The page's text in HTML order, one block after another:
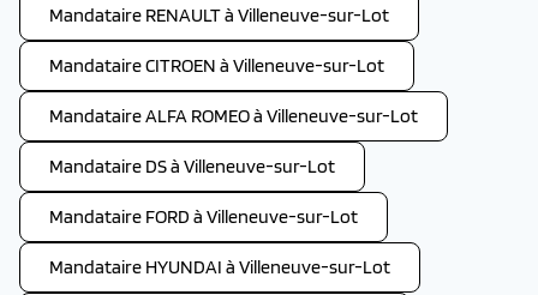
Mandataire RENAULT à Villeneuve-sur-Lot
Mandataire CITROEN à Villeneuve-sur-Lot
Mandataire ALFA ROMEO à Villeneuve-sur-Lot
Mandataire DS à Villeneuve-sur-Lot
Mandataire FORD à Villeneuve-sur-Lot
Mandataire HYUNDAI à Villeneuve-sur-Lot